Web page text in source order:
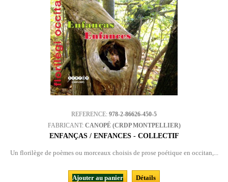
REFERENCE: 978-2-86626-450-5
FABRICANT: CANOPÉ (CRDP MONTPELLIER)
ENFANÇAS / ENFANCES - COLLECTIF
Un florilège de poèmes ou morceaux choisis de prose poétique en occitan,...
Ajouter au panier
Détails